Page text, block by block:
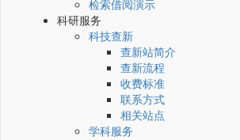
检索借阅演示
科研服务
科技查新
查新站简介
查新流程
收费标准
联系方式
相关站点
学科服务